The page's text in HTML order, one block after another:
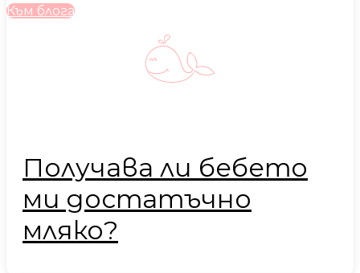
Към блога
Получава ли бебето
ми достатъчно
мляко?